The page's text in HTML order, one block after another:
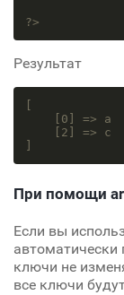
?>
Результат
[0]
=> a
[2]
=> c
При помощи
Если вы
автоматически
ключи не
все ключи